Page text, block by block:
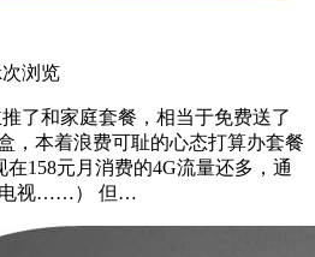
浏览
了和家庭套餐，相当于免费送了
，本着浪费可耻的心态打算办套餐
158元月消费的4G流量还多，通
电视……） 但…